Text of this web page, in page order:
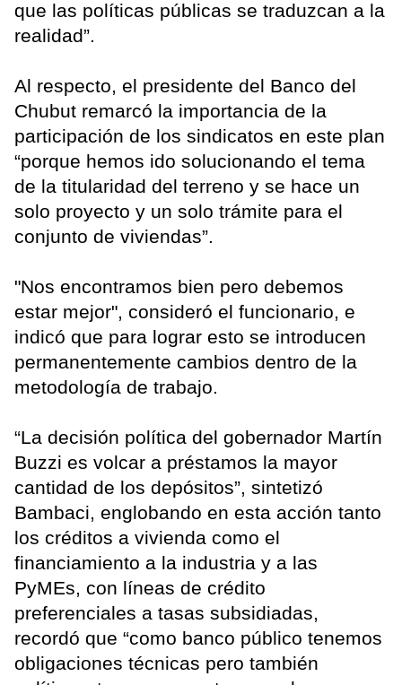
que las políticas públicas se traduzcan a la
realidad”.
Al respecto, el presidente del Banco del
Chubut remarcó la importancia de la
participación de los sindicatos en este plan
“porque hemos ido solucionando el tema
de la titularidad del terreno y se hace un
solo proyecto y un solo trámite para el
conjunto de viviendas”.
"Nos encontramos bien pero debemos
estar mejor", consideró el funcionario, e
indicó que para lograr esto se introducen
permanentemente cambios dentro de la
metodología de trabajo.
“La decisión política del gobernador Martín
Buzzi es volcar a préstamos la mayor
cantidad de los depósitos”, sintetizó
Bambaci, englobando en esta acción tanto
los créditos a vivienda como el
financiamiento a la industria y a las
PyMEs, con líneas de crédito
preferenciales a tasas subsidiadas,
recordó que “como banco público tenemos
obligaciones técnicas pero también